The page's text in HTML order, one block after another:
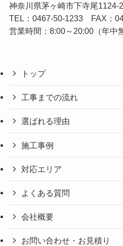
神奈川県茅ヶ崎市下寺尾1124-2
TEL： 0467-50-1233FAX：
営業時間：8:00～20:00（年中
トップ
工事までの流れ
選ばれる理由
施工事例
対応エリア
よくある質問
会社概要
お問い合わせ・お見積り